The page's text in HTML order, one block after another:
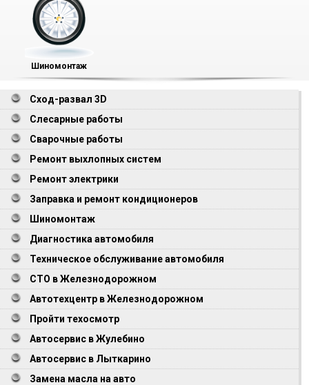
Шиномонтаж
Сход-развал 3D
Слесарные работы
Сварочные работы
Ремонт выхлопных систем
Ремонт электрики
Заправка и ремонт кондиционеров
Шиномонтаж
Диагностика автомобиля
Техническое обслуживание автомобиля
СТО в Железнодорожном
Автотехцентр в Железнодорожном
Пройти техосмотр
Автосервис в Жулебино
Автосервис в Лыткарино
Замена масла на авто